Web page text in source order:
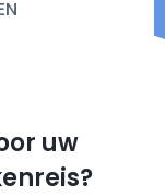
uw